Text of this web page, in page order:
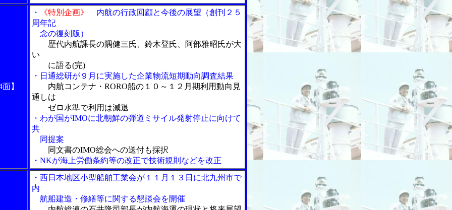
】
・ 《特別企画》
内航の行政回顧と今後の展望（創刊２５
周年記
念の復刻版）
歴代内航課長の隅健三氏、鈴木登氏、阿部雅昭氏が大
い
に語る(完)
・日通総研が９月に実施した企業物流短期動向調査結果
内航コンテナ・RORO船の１０～１２月期利用動向見
通しは
ゼロ水準で利用は減退
・わが国がIMOに北朝鮮の弾道ミサイル発射停止に向けて
共
同提案
同文書のIMO総会への送付も採択
・NKが海上労働条約等の改正で技術規則などを改正
・西日本地区小型船舶工業会が１１月１３日に北九州市で
内
航船建造・修繕等に関する懇談会を開催